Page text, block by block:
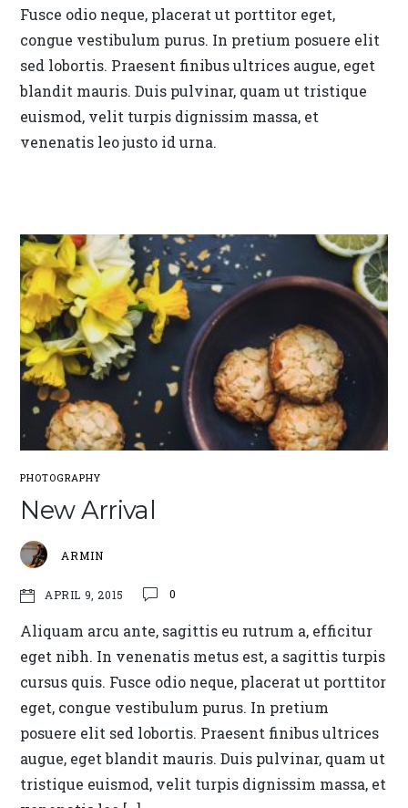
Fusce odio neque, placerat ut porttitor eget,
congue vestibulum purus. In pretium posuere elit
sed lobortis. Praesent finibus ultrices augue, eget
blandit mauris. Duis pulvinar, quam ut tristique
euismod, velit turpis dignissim massa, et
venenatis leo justo id urna.
PHOTOGRAPHY
New Arrival
ARMIN
APRIL 9, 2015 0
Aliquam arcu ante, sagittis eu rutrum a, efficitur
eget nibh. In venenatis metus est, a sagittis turpis
cursus quis. Fusce odio neque, placerat ut porttitor
eget, congue vestibulum purus. In pretium
posuere elit sed lobortis. Praesent finibus ultrices
augue, eget blandit mauris. Duis pulvinar, quam ut
tristique euismod, velit turpis dignissim massa, et